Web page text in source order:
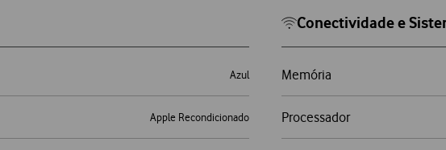
Azul
Apple Recondicionado
Conectividade e
Memória
Processador